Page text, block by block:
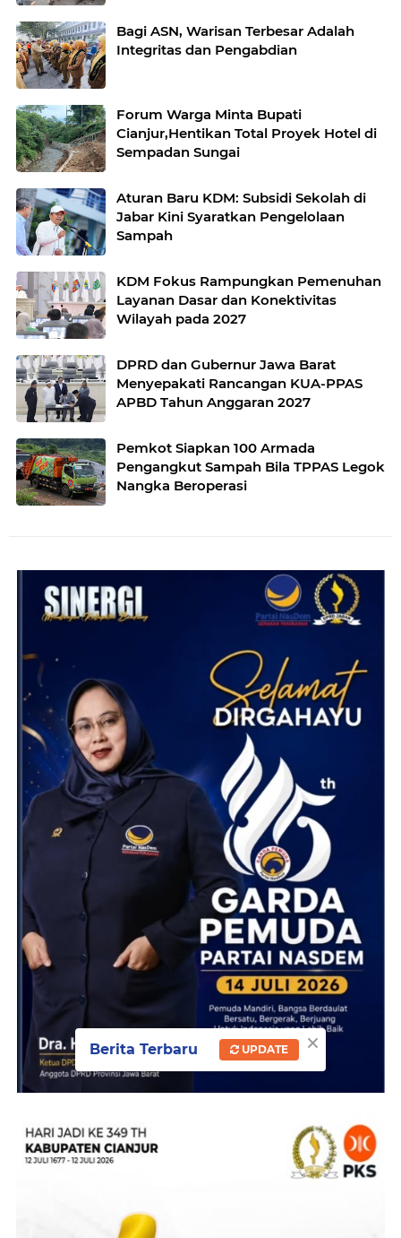
Bagi ASN, Warisan Terbesar Adalah
Integritas dan Pengabdian
Forum Warga Minta Bupati
Cianjur,Hentikan Total Proyek Hotel di
Sempadan Sungai
Aturan Baru KDM: Subsidi Sekolah di
Jabar Kini Syaratkan Pengelolaan
Sampah
KDM Fokus Rampungkan Pemenuhan
Layanan Dasar dan Konektivitas
Wilayah pada 2027
DPRD dan Gubernur Jawa Barat
Menyepakati Rancangan KUA-PPAS
APBD Tahun Anggaran 2027
Pemkot Siapkan 100 Armada
Pengangkut Sampah Bila TPPAS Legok
Nangka Beroperasi
×
Berita Terbaru UPDATE